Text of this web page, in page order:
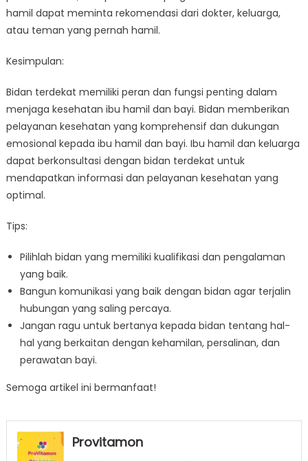
hamil dapat meminta rekomendasi dari dokter, keluarga,
atau teman yang pernah hamil.
Kesimpulan:
Bidan terdekat memiliki peran dan fungsi penting dalam
menjaga kesehatan ibu hamil dan bayi. Bidan memberikan
pelayanan kesehatan yang komprehensif dan dukungan
emosional kepada ibu hamil dan bayi. Ibu hamil dan keluarga
dapat berkonsultasi dengan bidan terdekat untuk
mendapatkan informasi dan pelayanan kesehatan yang
optimal.
Tips:
Pilihlah bidan yang memiliki kualifikasi dan pengalaman
yang baik.
Bangun komunikasi yang baik dengan bidan agar terjalin
hubungan yang saling percaya.
Jangan ragu untuk bertanya kepada bidan tentang hal-
hal yang berkaitan dengan kehamilan, persalinan, dan
perawatan bayi.
Semoga artikel ini bermanfaat!
Provitamon